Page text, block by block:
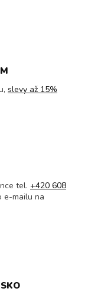
slevy až 15%
tel. +420 608
e-mailu na